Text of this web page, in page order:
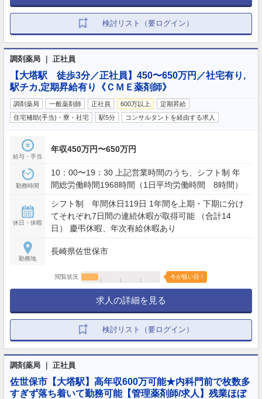
検討リスト（要ログイン）
調剤薬局 ｜ 正社員
【大塔駅 徒歩3分／正社員】450〜650万円／社宅有り,
駅チカ,定期昇給有り《ＣＭＥ薬剤師》
調剤薬局 一般薬剤師 正社員 600万以上
定期昇給
住宅補助(手当)・寮・社宅
駅5分 コンサルタントを経由する求人
給与・手当
年収450万円〜650万円
勤務時間
10：00〜19：30 上記営業時間のうち、シフト制 年
間総労働時間1968時間（1日平均労働時間 8時間）
休日・休暇
シフト制 年間休日119日 1年間を上期・下期に分け
てそれぞれ7日間の連続休暇が取得可能 （合計14
日） 慶弔休暇、年次有給休暇あり
勤務地
長崎県佐世保市
閲覧状況 今が狙い目！
求人の詳細を見る
検討リスト（要ログイン）
調剤薬局 ｜ 正社員
佐世保市【大塔駅】高年収600万可能★内科門前で枚数多
すぎず落ち着いて勤務可能【管理薬剤師/求人】残業ほぼ